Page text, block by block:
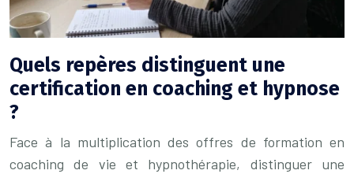
Quels repères distinguent une
certification en coaching et hypnose
?
Face à la multiplication des offres de formation en
coaching de vie et hypnothérapie, distinguer une